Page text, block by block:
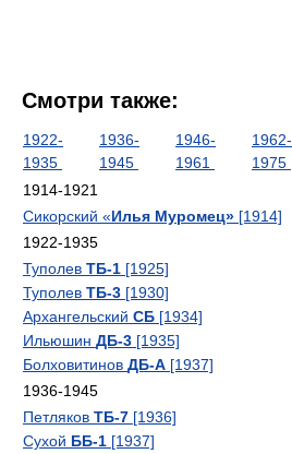
Смотри также:
1922-
1935
1936-
1945
1946-
1961
1962-
1975
1914-1921
Сикорский «Илья Муромец» [1914]
1922-1935
Туполев ТБ-1 [1925]
Туполев ТБ-3 [1930]
Архангельский СБ [1934]
Ильюшин ДБ-3 [1935]
Болховитинов ДБ-А [1937]
1936-1945
Петляков ТБ-7 [1936]
Сухой ББ-1 [1937]